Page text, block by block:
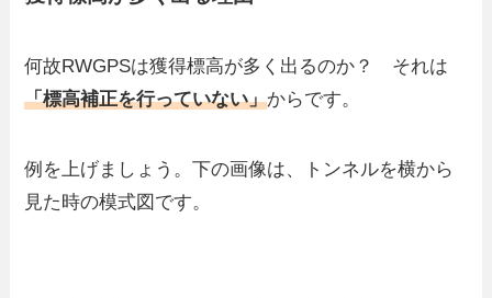
何故RWGPSは獲得標高が多く出るのか？ それは
「標高補正を行っていない」からです。
例を上げましょう。下の画像は、トンネルを横から
見た時の模式図です。